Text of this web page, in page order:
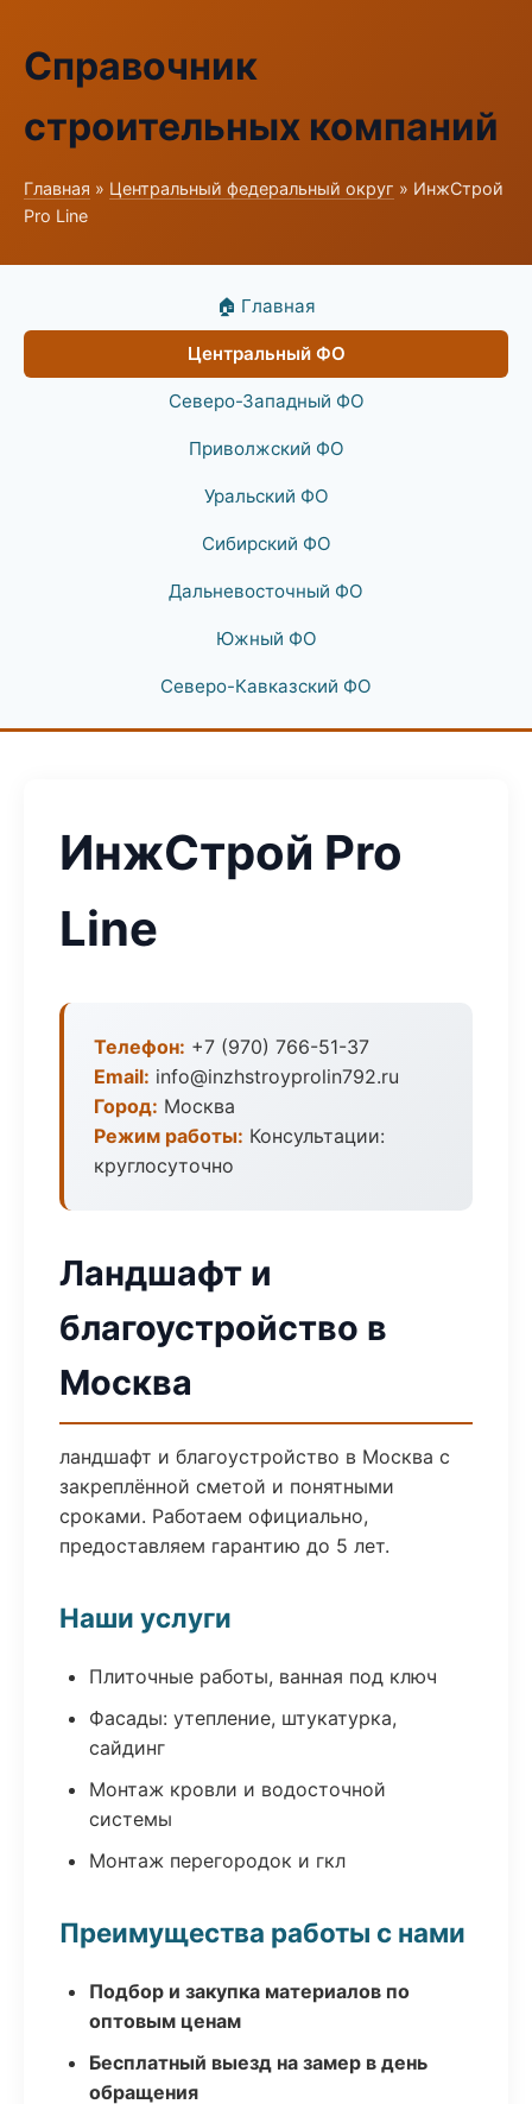
Справочник
строительных компаний
Главная » Центральный федеральный округ » ИнжСтрой
Pro Line
🏠 Главная
Центральный ФО
Северо-Западный ФО
Приволжский ФО
Уральский ФО
Сибирский ФО
Дальневосточный ФО
Южный ФО
Северо-Кавказский ФО
ИнжСтрой Pro
Line
Телефон: +7 (970) 766-51-37
Email: info@inzhstroyprolin792.ru
Город: Москва
Режим работы: Консультации:
круглосуточно
Ландшафт и
благоустройство в
Москва
ландшафт и благоустройство в Москва с
закреплённой сметой и понятными
сроками. Работаем официально,
предоставляем гарантию до 5 лет.
Наши услуги
Плиточные работы, ванная под ключ
Фасады: утепление, штукатурка,
сайдинг
Монтаж кровли и водосточной
системы
Монтаж перегородок и гкл
Преимущества работы с нами
Подбор и закупка материалов по
оптовым ценам
Бесплатный выезд на замер в день
обращения